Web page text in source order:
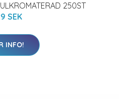
250ST
SEK
INFO!